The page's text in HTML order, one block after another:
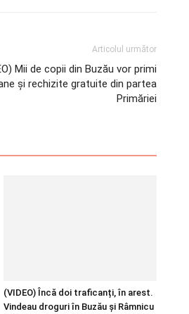
Articolul următor
Mii de copii din Buzău vor primi
și rechizite gratuite din partea
Primăriei
(VIDEO) Încă doi traficanți, în arest.
Vindeau droguri în Buzău și Râmnicu